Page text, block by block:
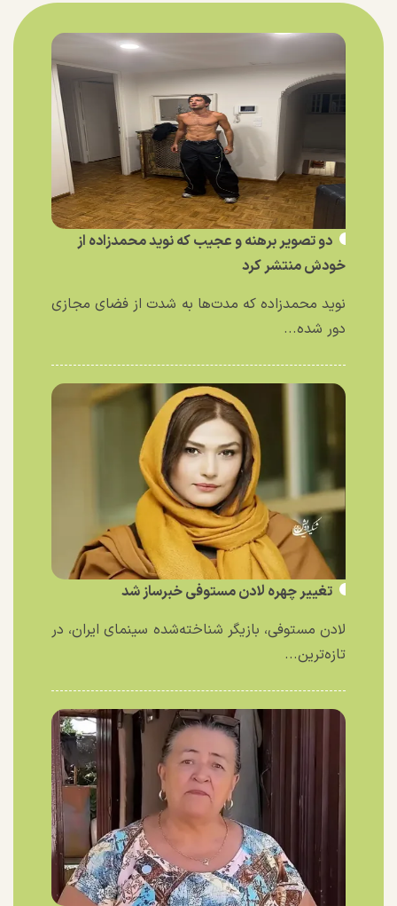
دو تصویر برهنه و عجیب که نوید محمدزاده از
خودش منتشر کرد
نوید محمدزاده که مدت‌ها به شدت از فضای مجازی
دور شده...
تغییر چهره لادن مستوفی خبرساز شد
لادن مستوفی، بازیگر شناخته‌شده سینمای ایران، در
تازه‌ترین...